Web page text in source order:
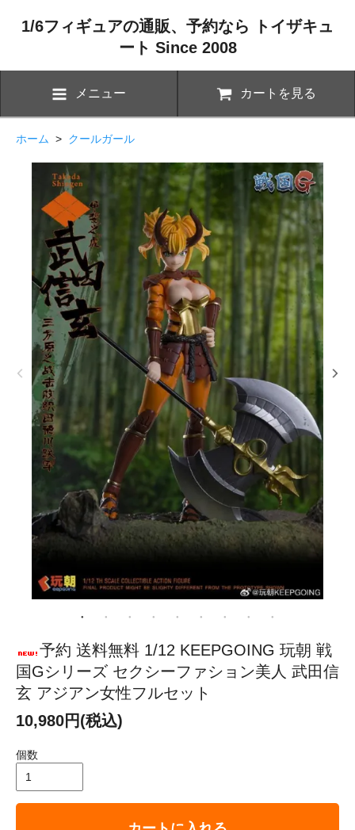
1/6フィギュアの通販、予約なら トイザキュ
ート Since 2008
メニュー カートを見る
ホーム > クールガール
予約 送料無料 1/12 KEEPGOING 玩朝 戦
国Gシリーズ セクシーファション美人 武田信
玄 アジアン女性フルセット
10,980円(税込)
個数